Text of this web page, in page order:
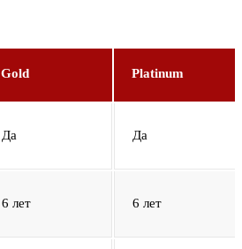
Gold Platinum
Да Да
6 лет 6 лет